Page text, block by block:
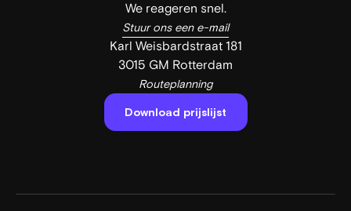
We reageren snel.
Stuur ons een e-mail
Karl Weisbardstraat 181
3015 GM Rotterdam
Routeplanning
Download prijslijst